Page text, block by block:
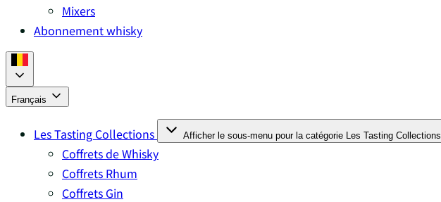
Mixers
Abonnement whisky
Français
Les Tasting Collections Afficher le sous-menu pour la catégorie Les Tasting Collections
Coffrets de Whisky
Coffrets Rhum
Coffrets Gin